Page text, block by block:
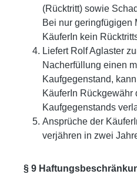
(Rücktritt) sowie
Bei nur geringfügigen
KäuferIn kein
Liefert Rolf Aglaster
Nacherfüllung einen
Kaufgegenstand,
KäuferIn Rückgewähr
Kaufgegenstands
Ansprüche der
verjähren in zwei
§ 9